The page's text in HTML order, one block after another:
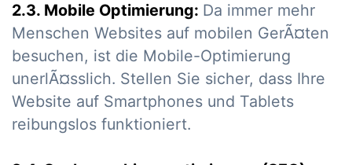
2.3. Mobile Optimierung: Da immer mehr
Menschen Websites auf mobilen GerÃ¤ten
besuchen, ist die Mobile-Optimierung
unerlÃ¤sslich. Stellen Sie sicher, dass Ihre
Website auf Smartphones und Tablets
reibungslos funktioniert.